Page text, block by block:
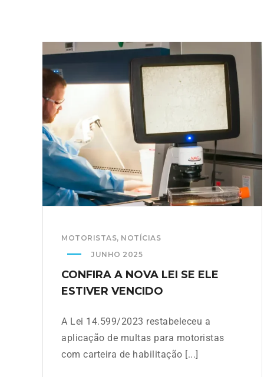
MOTORISTAS, NOTÍCIAS
JUNHO 2025
CONFIRA A NOVA LEI SE ELE
ESTIVER VENCIDO
A Lei 14.599/2023 restabeleceu a
aplicação de multas para motoristas
com carteira de habilitação [...]